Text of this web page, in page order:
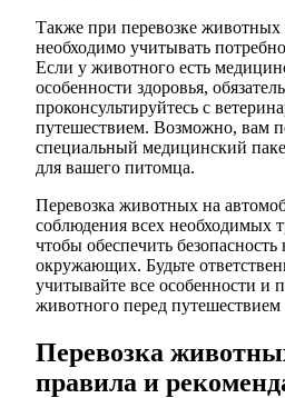
Также при перевозке животных
необходимо учитывать
Если у животного есть
особенности здоровья,
проконсультируйтесь с
путешествием. Возможно, вам
специальный медицинский
для вашего питомца.
Перевозка животных на
соблюдения всех необходимых
чтобы обеспечить
окружающих. Будьте
учитывайте все особенности и
животного перед путешествием
Перевозка
правила и